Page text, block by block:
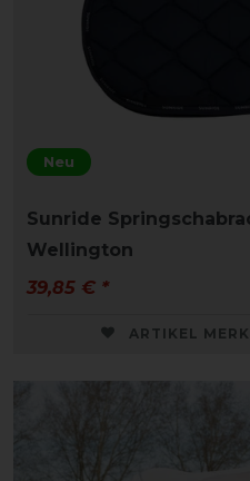
Neu
Sunride
Wellington
39,85 € *
ARTIKEL